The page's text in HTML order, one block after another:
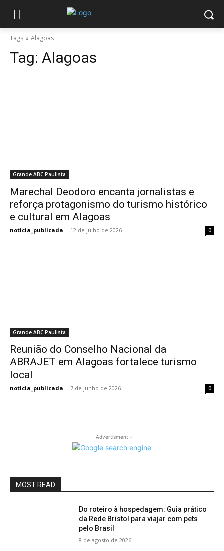
Tags Alagoas
Tag: Alagoas
Grande ABC Paulista
Marechal Deodoro encanta jornalistas e
reforça protagonismo do turismo histórico
e cultural em Alagoas
noticia_publicada - 12 de julho de 2026 0
Grande ABC Paulista
Reunião do Conselho Nacional da
ABRAJET em Alagoas fortalece turismo
local
noticia_publicada - 7 de junho de 2026 0
- Advertisment -
MOST READ
Do roteiro à hospedagem: Guia prático
da Rede Bristol para viajar com pets
pelo Brasil
8 de agosto de 2026